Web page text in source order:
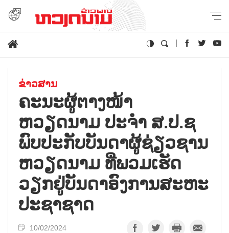
ຂ່າວສານ
ຄະນະຜູ້ຕາງໜ້າ
ຫວຽດນາມ ປະຈຳ ສ.ປ.ຊ
ພົບປະກັບບັນດາຜູ້ຊ່ຽວຊານ
ຫວຽດນາມ ທີ່ພວມເຮັດ
ວຽກຢູ່ບັນດາອົງການສະຫະ
ປະຊາຊາດ
10/02/2024